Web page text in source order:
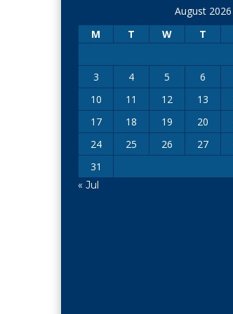
August 2026
M
T W T
3
4 5 6
10
11 12 13
17
18 19 20
24
25 26 27
31
« Jul